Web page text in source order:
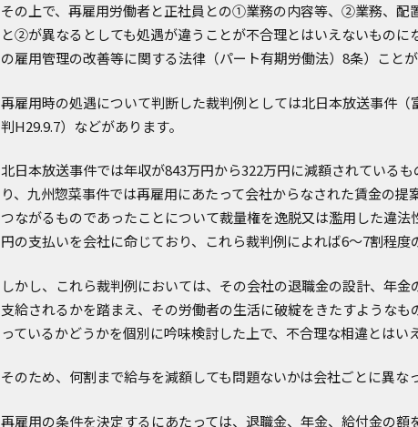
その上で、再雇用労働者と正社員との①業務の内容等、②業務、
と②が異なるとしても処遇が違うことが不合理とはいえないもの
の雇用管理の改善等に関する法律（パート有期労働法）8条）ことが
再雇用時の処遇について判断した裁判例としては北日本放送事件
判H29.9.7）などがあります。
北日本放送事件では年収が843万円から322万円に減額されている
り、九州惣菜事件では再雇用にあたって会社からなされた賃金の
つながるものであったことについて裁量権を逸脱又は濫用した違
円の支払いを会社に命じており、これら裁判例によれば6～7割程度
しかし、これら裁判例においては、その会社の退職金の設計、年
支給されるかを踏まえ、その労働者の生活に破綻をきたすような
っているかどうかを個別に吟味検討した上で、不合理な相違とはい
そのため、何割まで給与を減額しても問題ないかは会社ごとに異な
再雇用の条件を決定するにあたっては、退職金、年金、給付金の